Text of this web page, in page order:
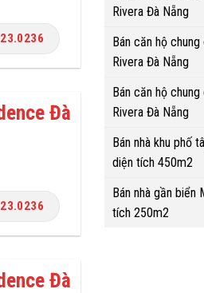
Đà
Đà
Rivera Đà Nẵng
Bán căn hộ
Rivera Đà Nẵng
Bán căn hộ
Rivera Đà Nẵng
Bán nhà khu phố
diện tích 450m2
Bán nhà gần biển
tích 250m2